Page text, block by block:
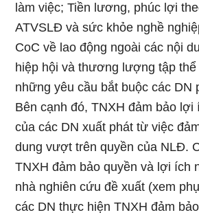
làm việc; Tiền lương, phúc lợi
ATVSLĐ và sức khỏe nghề
CoC về lao động ngoài các nội
hiệp hội và thương lượng tập thể
những yêu cầu bắt buộc các DN
Bên cạnh đó, TNXH đảm bảo
của các DN xuất phát từ việc
dung vượt trên quyền của NLĐ.
TNXH đảm bảo quyền và lợi ích
nhà nghiên cứu đề xuất (xem
các DN thực hiện TNXH đảm